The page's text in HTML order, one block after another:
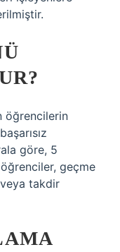
öğrencilerin
göre, 5
geçme
veya takdir